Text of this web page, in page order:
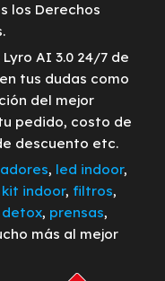
los Derechos
AI 3.0 24/7 de
tus dudas como
del mejor
pedido, costo de
descuento etc.
, led indoor,
kit indoor, filtros,
detox, prensas,
más al mejor